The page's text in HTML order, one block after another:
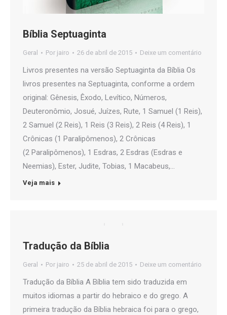
Bíblia Septuaginta
Geral Por jairo 26 de abril de 2015 Deixe um comentário
Livros presentes na versão Septuaginta da Bíblia Os
livros presentes na Septuaginta, conforme a ordem
original: Gênesis, Êxodo, Levítico, Números,
Deuteronômio, Josué, Juízes, Rute, 1 Samuel (1 Reis),
2 Samuel (2 Reis), 1 Reis (3 Reis), 2 Reis (4 Reis), 1
Crônicas (1 Paralipômenos), 2 Crônicas
(2 Paralipômenos), 1 Esdras, 2 Esdras (Esdras e
Neemias), Ester, Judite, Tobias, 1 Macabeus,…
Veja mais
Tradução da Bíblia
Geral Por jairo 25 de abril de 2015 Deixe um comentário
Tradução da Bíblia A Bíblia tem sido traduzida em
muitos idiomas a partir do hebraico e do grego. A
primeira tradução da Bíblia hebraica foi para o grego,